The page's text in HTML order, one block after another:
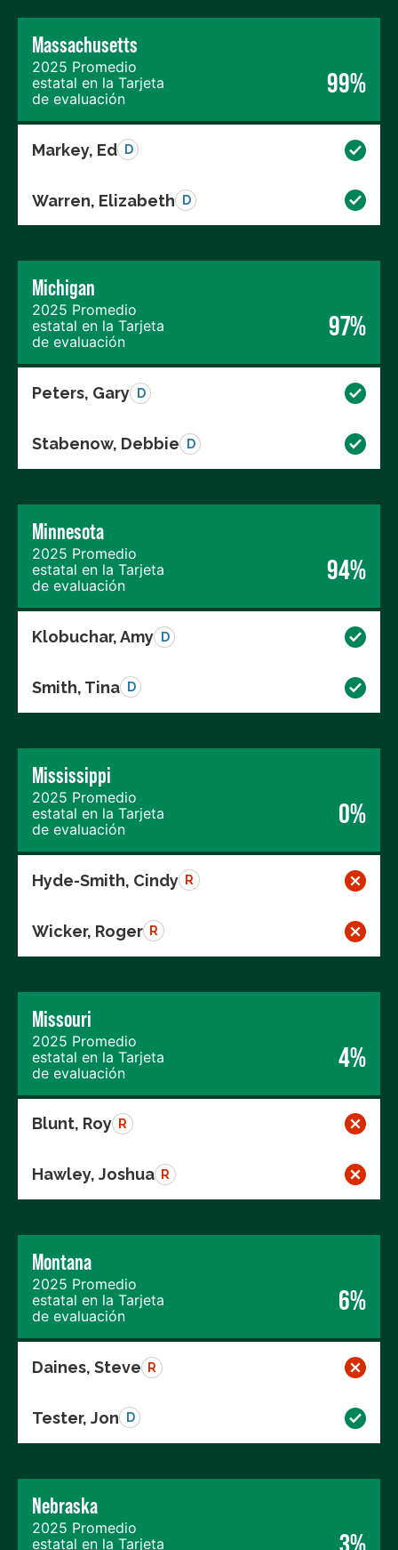
Massachusetts
2025 Promedio
estatal en la Tarjeta
de evaluación
99%
Markey, Ed D
Warren, Elizabeth D
Michigan
2025 Promedio
estatal en la Tarjeta
de evaluación
97%
Peters, Gary D
Stabenow, Debbie D
Minnesota
2025 Promedio
estatal en la Tarjeta
de evaluación
94%
Klobuchar, Amy D
Smith, Tina D
Mississippi
2025 Promedio
estatal en la Tarjeta
de evaluación
0%
Hyde-Smith, Cindy R
Wicker, Roger R
Missouri
2025 Promedio
estatal en la Tarjeta
de evaluación
4%
Blunt, Roy R
Hawley, Joshua R
Montana
2025 Promedio
estatal en la Tarjeta
de evaluación
6%
Daines, Steve R
Tester, Jon D
Nebraska
2025 Promedio
estatal en la Tarjeta